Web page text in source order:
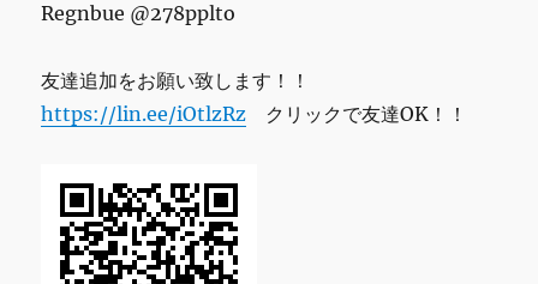
Regnbue @278pplto
友達追加をお願い致します！！
https://lin.ee/iOtlzRz クリックで友達OK！！